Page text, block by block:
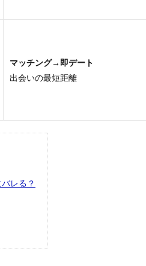
マッチング→即デート
出会いの最短距離
レる？